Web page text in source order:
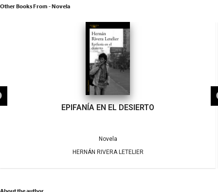
Other Books From - Novela
EPIFANÍA EN EL DESIERTO
Novela
HERNÁN RIVERA LETELIER